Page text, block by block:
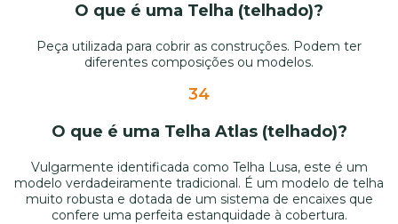
O que é uma Telha (telhado)?
Peça utilizada para cobrir as construções. Podem ter
diferentes composições ou modelos.
34
O que é uma Telha Atlas (telhado)?
Vulgarmente identificada como Telha Lusa, este é um
modelo verdadeiramente tradicional. É um modelo de telha
muito robusta e dotada de um sistema de encaixes que
confere uma perfeita estanquidade à cobertura.